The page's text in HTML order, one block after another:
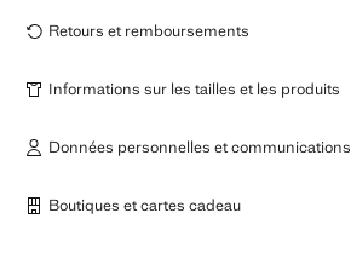
Retours et remboursements
Informations sur les tailles et les produits
Données personnelles et communications
Boutiques et cartes cadeau